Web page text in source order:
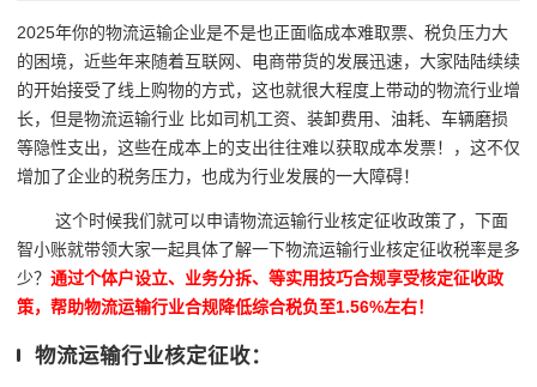
2025年你的物流运输企业是不是也正面临成本难取票、税负压力大
的困境，近些年来随着互联网、电商带货的发展迅速，大家陆陆续续
的开始接受了线上购物的方式，这也就很大程度上带动的物流行业增
长，但是物流运输行业 比如司机工资、装卸费用、油耗、车辆磨损
等隐性支出，这些在成本上的支出往往难以获取成本发票！，这不仅
增加了企业的税务压力，也成为行业发展的一大障碍！
这个时候我们就可以申请物流运输行业核定征收政策了，下面
智小账就带领大家一起具体了解一下物流运输行业核定征收税率是多
少？ 通过个体户设立、业务分拆、等实用技巧合规享受核定征收政
策，帮助物流运输行业合规降低综合税负至1.56%左右！
物流运输行业核定征收：